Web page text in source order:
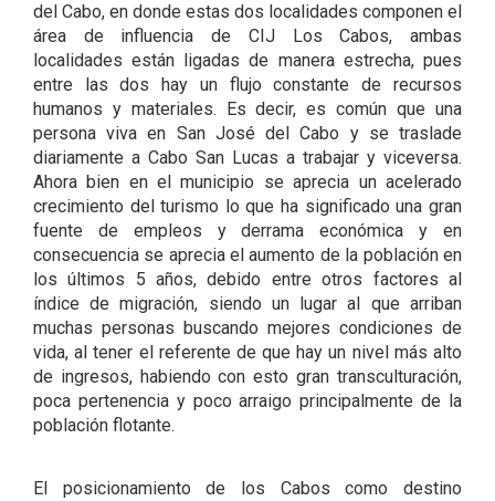
del Cabo, en donde estas dos localidades componen el
área de influencia de CIJ Los Cabos, ambas
localidades están ligadas de manera estrecha, pues
entre las dos hay un flujo constante de recursos
humanos y materiales. Es decir, es común que una
persona viva en San José del Cabo y se traslade
diariamente a Cabo San Lucas a trabajar y viceversa.
Ahora bien en el municipio se aprecia un acelerado
crecimiento del turismo lo que ha significado una gran
fuente de empleos y derrama económica y en
consecuencia se aprecia el aumento de la población en
los últimos 5 años, debido entre otros factores al
índice de migración, siendo un lugar al que arriban
muchas personas buscando mejores condiciones de
vida, al tener el referente de que hay un nivel más alto
de ingresos, habiendo con esto gran transculturación,
poca pertenencia y poco arraigo principalmente de la
población flotante.
El posicionamiento de los Cabos como destino